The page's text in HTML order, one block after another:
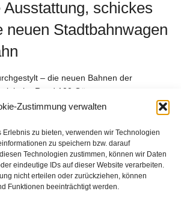
Zustimmung verwalten
Erlebnis zu bieten, verwenden wir Technologien
zu speichern bzw. darauf
Technologien zustimmen, können wir Daten
eindeutige IDs auf dieser Website verarbeiten.
nicht erteilen oder zurückziehen, können
Funktionen beeinträchtigt werden.
schickes
neuen Stadtbahnwagen
– die neuen Bahnen der
Rund 100 Gäste…
COOKIE-RICHTLINIE (EU)